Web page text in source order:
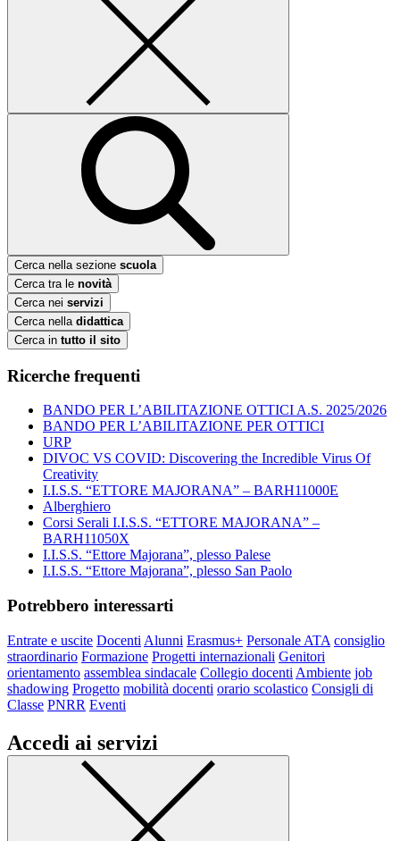
Cerca nella sezione scuola
Cerca tra le novità
Cerca nei servizi
Cerca nella didattica
Cerca in tutto il sito
Ricerche frequenti
BANDO PER L’ABILITAZIONE OTTICI A.S. 2025/2026
BANDO PER L’ABILITAZIONE PER OTTICI
URP
DIVOC VS COVID: Discovering the Incredible Virus Of
Creativity
I.I.S.S. “ETTORE MAJORANA” – BARH11000E
Alberghiero
Corsi Serali I.I.S.S. “ETTORE MAJORANA” –
BARH11050X
I.I.S.S. “Ettore Majorana”, plesso Palese
I.I.S.S. “Ettore Majorana”, plesso San Paolo
Potrebbero interessarti
Entrate e uscite Docenti Alunni Erasmus+ Personale ATA consiglio
straordinario Formazione Progetti internazionali Genitori
orientamento assemblea sindacale Collegio docenti Ambiente job
shadowing Progetto mobilità docenti orario scolastico Consigli di
Classe PNRR Eventi
Accedi ai servizi